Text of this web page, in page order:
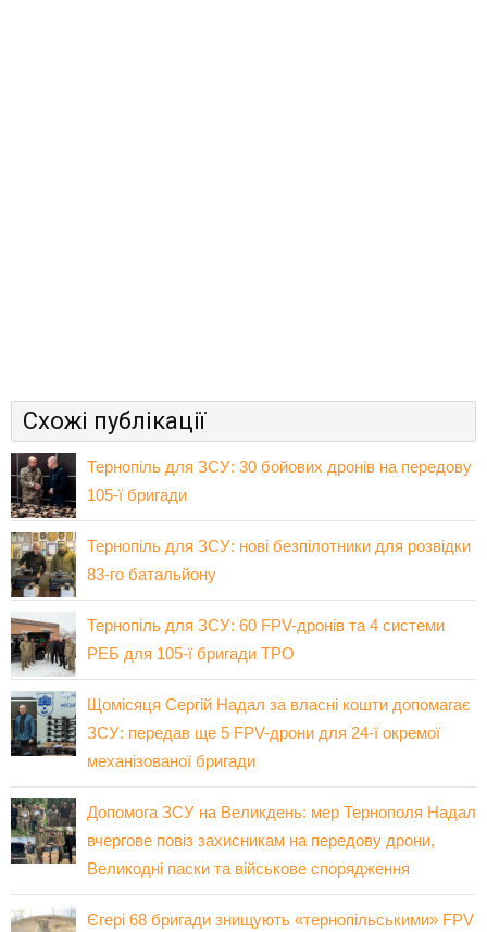
Схожі публікації
Тернопіль для ЗСУ: 30 бойових дронів на передову
105-ї бригади
Тернопіль для ЗСУ: нові безпілотники для розвідки
83-го батальйону
Тернопіль для ЗСУ: 60 FPV-дронів та 4 системи
РЕБ для 105-ї бригади ТРО
Щомісяця Сергій Надал за власні кошти допомагає
ЗСУ: передав ще 5 FPV-дрони для 24-ї окремої
механізованої бригади
Допомога ЗСУ на Великдень: мер Тернополя Надал
вчергове повіз захисникам на передову дрони,
Великодні паски та військове спорядження
Єгері 68 бригади знищують «тернопільськими» FPV